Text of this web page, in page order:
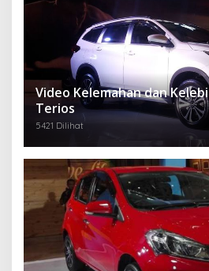
Video Kelemahan dan
Terios
5421 Dilihat